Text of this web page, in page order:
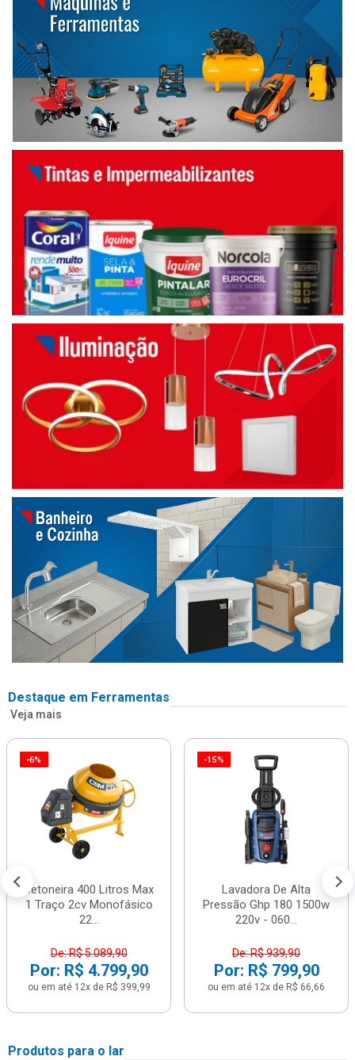
Destaque em Ferramentas
Veja mais
-6%
Betoneira 400 Litros Max
1 Traço 2cv Monofásico
22...
De: R$ 5.089,90
Por: R$ 4.799,90
ou em até 12x de R$ 399,99
-15%
Lavadora De Alta
Pressão Ghp 180 1500w
220v - 060...
De: R$ 939,90
Por: R$ 799,90
ou em até 12x de R$ 66,66
Produtos para o lar